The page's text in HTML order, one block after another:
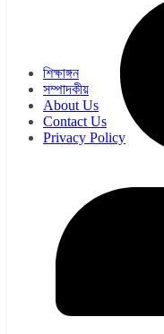
শিক্ষাঙ্গন
সম্পাদকীয়
About Us
Contact Us
Privacy Policy